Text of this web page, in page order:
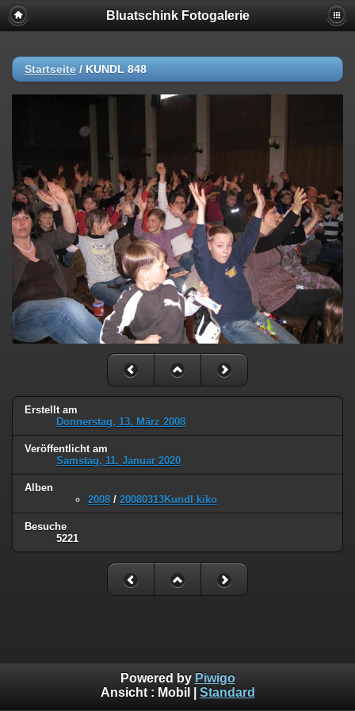
Bluatschink Fotogalerie
Startseite / KUNDL 848
Erstellt am
Donnerstag, 13. März 2008
Veröffentlicht am
Samstag, 11. Januar 2020
Alben
2008 / 20080313Kundl kiko
Besuche
5221
Powered by Piwigo
Ansicht : Mobil Standard